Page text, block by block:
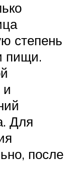
степень
пищи.
Для
после